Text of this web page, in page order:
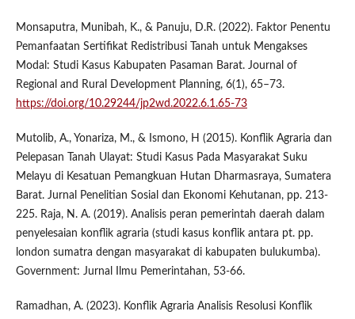
Monsaputra, Munibah, K., & Panuju, D.R. (2022). Faktor Penentu
Pemanfaatan Sertifikat Redistribusi Tanah untuk Mengakses
Modal: Studi Kasus Kabupaten Pasaman Barat. Journal of
Regional and Rural Development Planning, 6(1), 65–73.
https://doi.org/10.29244/jp2wd.2022.6.1.65-73
Mutolib, A., Yonariza, M., & Ismono, H (2015). Konflik Agraria dan
Pelepasan Tanah Ulayat: Studi Kasus Pada Masyarakat Suku
Melayu di Kesatuan Pemangkuan Hutan Dharmasraya, Sumatera
Barat. Jurnal Penelitian Sosial dan Ekonomi Kehutanan, pp. 213-
225. Raja, N. A. (2019). Analisis peran pemerintah daerah dalam
penyelesaian konflik agraria (studi kasus konflik antara pt. pp.
london sumatra dengan masyarakat di kabupaten bulukumba).
Government: Jurnal Ilmu Pemerintahan, 53-66.
Ramadhan, A. (2023). Konflik Agraria Analisis Resolusi Konflik